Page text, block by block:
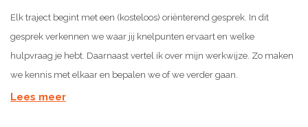
Elk traject begint met een (kosteloos) oriënterend gesprek. In dit
gesprek verkennen we waar jij knelpunten ervaart en welke
hulpvraag je hebt. Daarnaast vertel ik over mijn werkwijze. Zo maken
we kennis met elkaar en bepalen we of we verder gaan.
Lees meer